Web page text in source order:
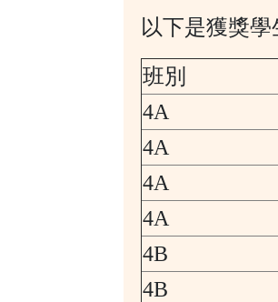
以下是獲獎學
班別
4A
4A
4A
4A
4B
4B